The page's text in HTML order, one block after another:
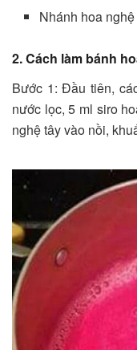
Nhánh hoa nghệ
2. Cách làm bánh
Bước 1: Đầu tiên,
nước lọc, 5 ml siro
nghệ tây vào nồi,